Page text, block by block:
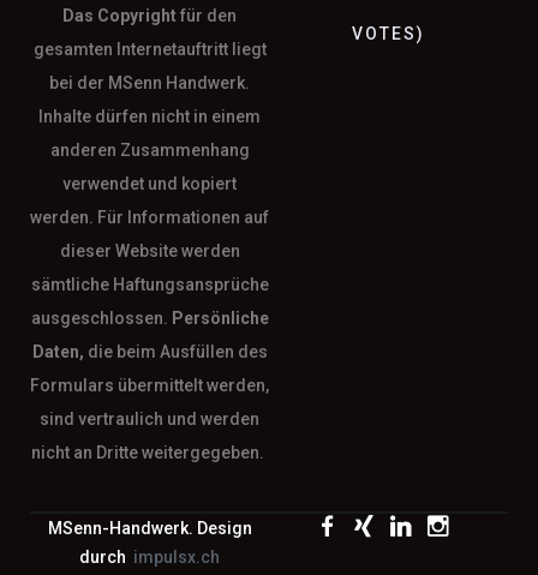
Das Copyrightfür den
gesamten Internetauftritt liegt
bei der MSenn Handwerk.
Inhalte dürfen nicht in einem
anderen Zusammenhang
verwendet und kopiert
werden. Für Informationen auf
dieser Website werden
sämtliche Haftungsansprüche
ausgeschlossen. Persönliche
Daten, die beim Ausfüllen des
Formulars übermittelt werden,
sind vertraulich und werden
nicht an Dritte weitergegeben.
VOTES)
MSenn-Handwerk. Design
durch impulsx.ch